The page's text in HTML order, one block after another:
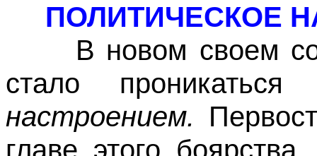
ПОЛИТИЧЕСКОЕ
В новом своем
стало
настроением.